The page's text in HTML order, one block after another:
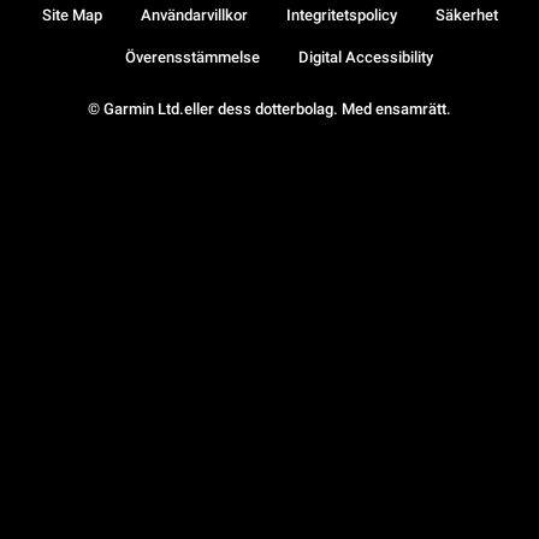
© Garmin Ltd.eller dess dotterbolag. Med ensamrätt.
Site Map Användarvillkor Integritetspolicy Säkerhet
Överensstämmelse Digital Accessibility